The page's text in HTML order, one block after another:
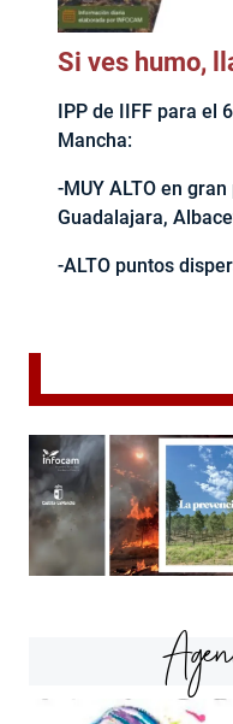
Si ves humo,
IPP de IIFF para el
Mancha:
-MUY ALTO en
Guadalajara,
-ALTO puntos